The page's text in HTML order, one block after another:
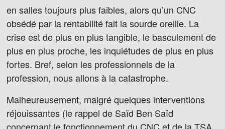
en salles toujours plus faibles, alors qu’un CNC
obsédé par la rentabilité fait la sourde oreille. La
crise est de plus en plus tangible, le basculement de
plus en plus proche, les inquiétudes de plus en plus
fortes. Bref, selon les professionnels de la
profession, nous allons à la catastrophe.
Malheureusement, malgré quelques interventions
réjouissantes (le rappel de Saïd Ben Saïd